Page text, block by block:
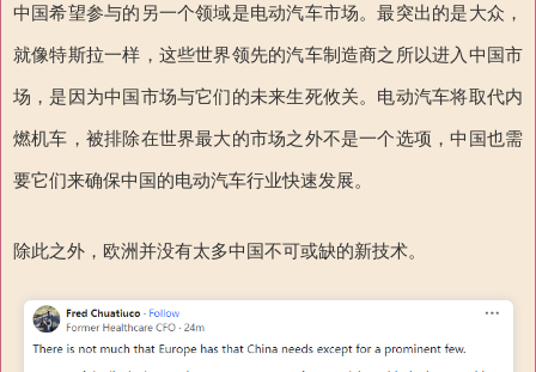
中国希望参与的另一个领域是电动汽车市场。最突出的是大众，
就像特斯拉一样，这些世界领先的汽车制造商之所以进入中国市
场，是因为中国市场与它们的未来生死攸关。电动汽车将取代内
燃机车，被排除在世界最大的市场之外不是一个选项，中国也需
要它们来确保中国的电动汽车行业快速发展。
除此之外，欧洲并没有太多中国不可或缺的新技术。